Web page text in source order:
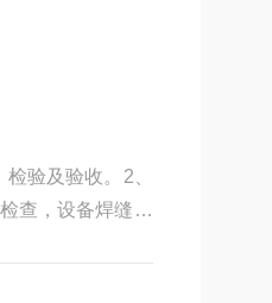
验及验收。2、
查，设备焊缝外